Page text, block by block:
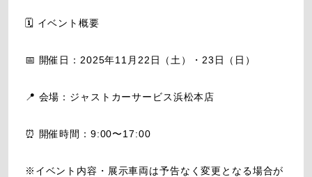
🗓 イベント概要
📅 開催日：2025年11月22日（土）・23日（日）
📍 会場：ジャストカーサービス浜松本店
⏰ 開催時間：9:00〜17:00
※イベント内容・展示車両は予告なく変更となる場合が